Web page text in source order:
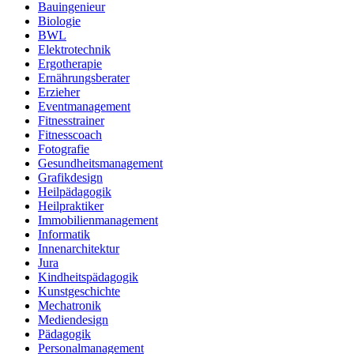
Bauingenieur
Biologie
BWL
Elektrotechnik
Ergotherapie
Ernährungsberater
Erzieher
Eventmanagement
Fitnesstrainer
Fitnesscoach
Fotografie
Gesundheitsmanagement
Grafikdesign
Heilpädagogik
Heilpraktiker
Immobilienmanagement
Informatik
Innenarchitektur
Jura
Kindheitspädagogik
Kunstgeschichte
Mechatronik
Mediendesign
Pädagogik
Personalmanagement